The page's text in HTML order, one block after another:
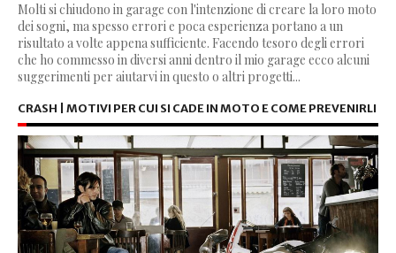
Molti si chiudono in garage con l'intenzione di creare la loro moto
dei sogni, ma spesso errori e poca esperienza portano a un
risultato a volte appena sufficiente. Facendo tesoro degli errori
che ho commesso in diversi anni dentro il mio garage ecco alcuni
suggerimenti per aiutarvi in questo o altri progetti...
CRASH | MOTIVI PER CUI SI CADE IN MOTO E COME PREVENIRLI